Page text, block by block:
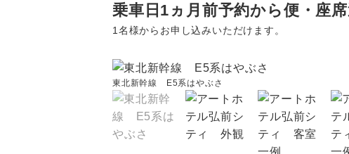
乗車日1ヵ月前予約から便・座
1名様からお申し込みいただけます。
東北新幹線 E5系はやぶさ